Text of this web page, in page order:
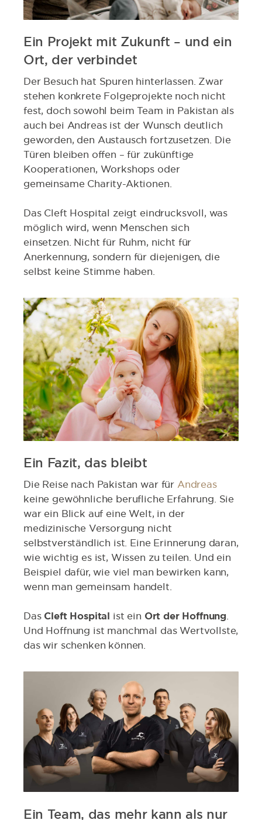
Ein Projekt mit Zukunft – und ein
Ort, der verbindet
Der Besuch hat Spuren hinterlassen. Zwar
stehen konkrete Folgeprojekte noch nicht
fest, doch sowohl beim Team in Pakistan als
auch bei Andreas ist der Wunsch deutlich
geworden, den Austausch fortzusetzen. Die
Türen bleiben offen – für zukünftige
Kooperationen, Workshops oder
gemeinsame Charity-Aktionen.
Das Cleft Hospital zeigt eindrucksvoll, was
möglich wird, wenn Menschen sich
einsetzen. Nicht für Ruhm, nicht für
Anerkennung, sondern für diejenigen, die
selbst keine Stimme haben.
Ein Fazit, das bleibt
Die Reise nach Pakistan war für Andreas
keine gewöhnliche berufliche Erfahrung. Sie
war ein Blick auf eine Welt, in der
medizinische Versorgung nicht
selbstverständlich ist. Eine Erinnerung daran,
wie wichtig es ist, Wissen zu teilen. Und ein
Beispiel dafür, wie viel man bewirken kann,
wenn man gemeinsam handelt.
Das Cleft Hospital ist ein Ort der Hoffnung.
Und Hoffnung ist manchmal das Wertvollste,
das wir schenken können.
Ein Team, das mehr kann als nur